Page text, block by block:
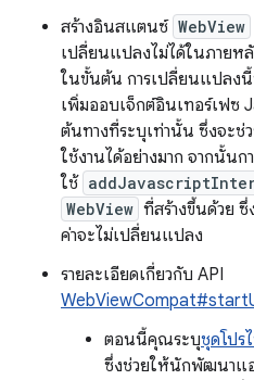
สร้างอินสแตนซ์ WebView
เปลี่ยนแปลงไม่ได้ในภายห
ในขั้นต้น การเปลี่ยนแปลง
เพิ่มออบเจ็กต์อินเทอร์เฟซ
ต้นทางที่ระบุเท่านั้น ซึ่งจะช่
ใช้งานได้อย่างมาก จากนั้นก
ใช้
WebView ที่สร้างขึ้นด้วย ซึ่
ค่าจะไม่เปลี่ยนแปลง
รายละเอียดเกี่ยวกับ API
ตอนนี้คุณระบุชุดโปร
ซึ่งช่วยให้นักพัฒนาแ